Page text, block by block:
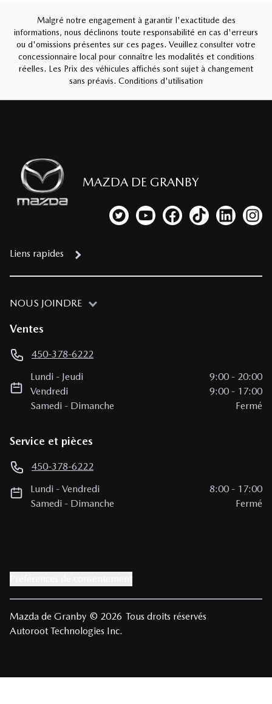
Malgré notre engagement à garantir l'exactitude des
informations, nous déclinons toute responsabilité en cas d'erreurs
ou d'omissions présentes sur ces pages. Veuillez consulter votre
concessionnaire local pour connaître les modalités et conditions
réelles. Les Prix des véhicules affichés sont sujet à changement
sans préavis. Conditions d'utilisation
MAZDA DE GRANBY
Lien vers notre compte Twitter
Lien vers notre chaîne
Lien vers notre page
Lien vers notre
Lien vers
Lien
Liens rapides
NOUS JOINDRE
Ventes
450-378-6222
Lundi - Jeudi 9:00 - 20:00
Vendredi
9:00 - 17:00
Samedi - Dimanche Fermé
Service et pièces
450-378-6222
Lundi -Vendredi 8:00 - 17:00
Samedi - Dimanche Fermé
Mazda de Granby © 2026 Tous droits réservés
Autoroot Technologies Inc.